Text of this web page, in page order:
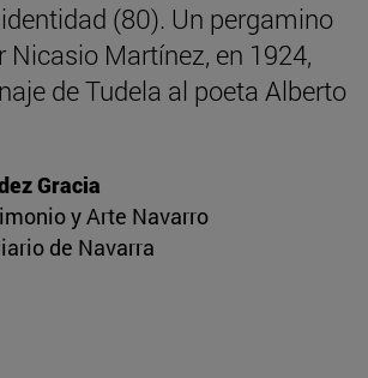
(80). Un pergamino
Nicasio Martínez, en 1924,
de Tudela al poeta Alberto
Gracia
y Arte Navarro
de Navarra